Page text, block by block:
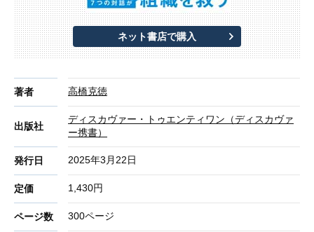
ネット書店で購入
著者 高橋克徳
出版社
ディスカヴァー・トゥエンティワン（ディスカヴァ
ー携書）
発行日 2025年3月22日
定価 1,430円
ページ数 300ページ